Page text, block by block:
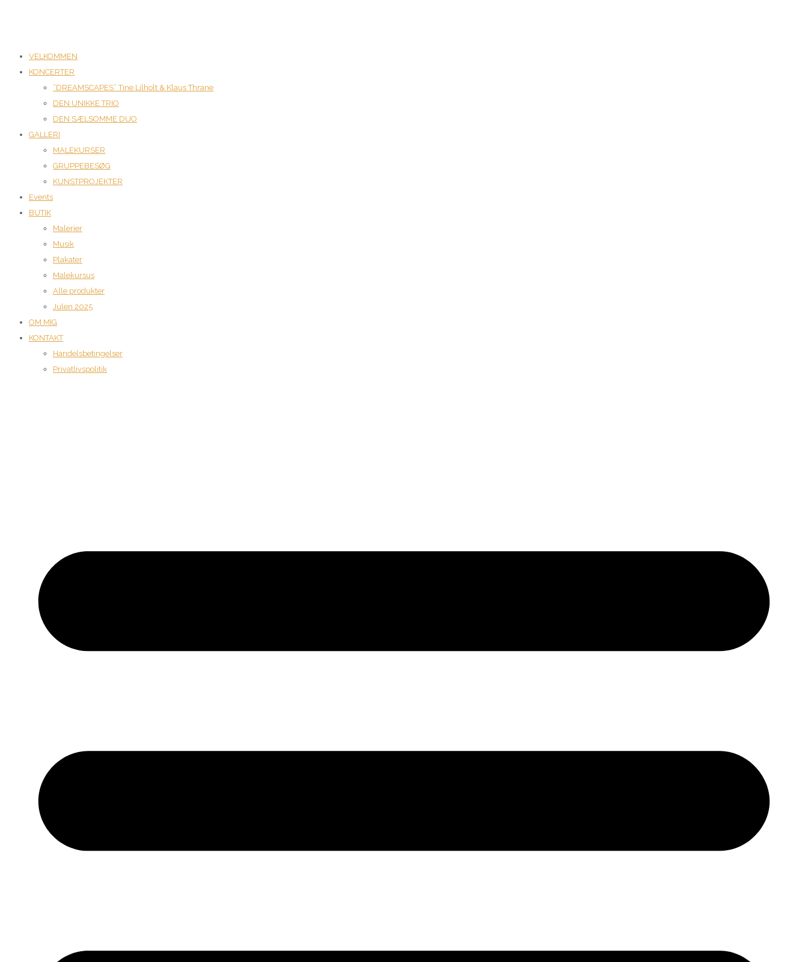
VELKOMMEN
KONCERTER
“DREAMSCAPES” Tine Lilholt & Klaus Thrane
DEN UNIKKE TRIO
DEN SÆLSOMME DUO
GALLERI
MALEKURSER
GRUPPEBESØG
KUNSTPROJEKTER
Events
BUTIK
Malerier
Musik
Plakater
Malekursus
Alle produkter
Julen 2025
OM MIG
KONTAKT
Handelsbetingelser
Privatlivspolitik